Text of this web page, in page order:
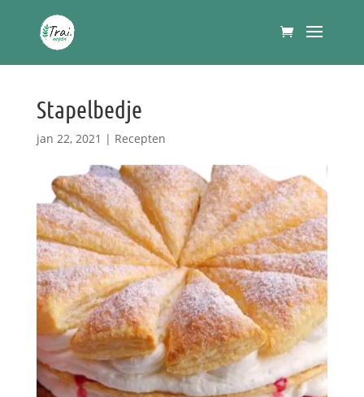
Stapelbedje
jan 22, 2021 | Recepten